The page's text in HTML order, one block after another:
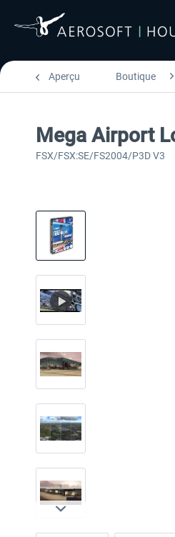
Aperçu Boutique
Mega Airport
FSX/FSX:SE/FS2004/P3D V3